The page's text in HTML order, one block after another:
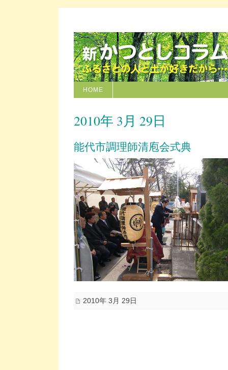
HOME
2010年 3月 29日
能代市調理師清庖会式典
2010年 3月 29日